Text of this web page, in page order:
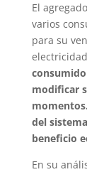
El
varios
para su
modificar
del
beneficio
En su